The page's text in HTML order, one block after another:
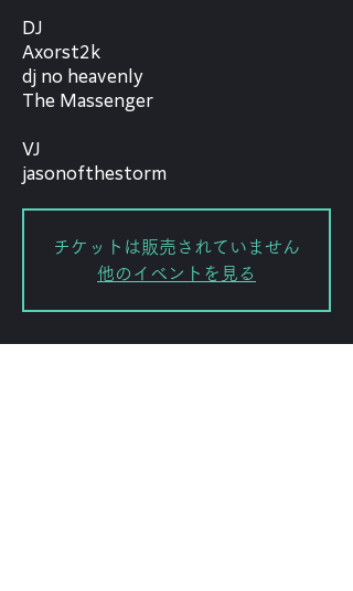
DJ
Axorst2k
dj no heavenly
The Massenger
VJ
jasonofthestorm
チケットは販売されていません
他のイベントを見る